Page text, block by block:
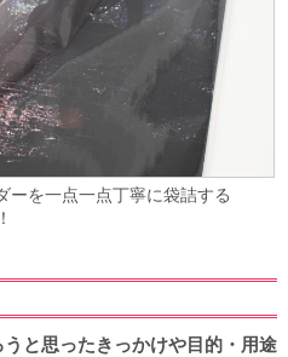
ーを一点一点丁寧に袋詰する
と思ったきっかけや目的・用途